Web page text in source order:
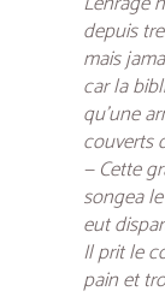
depuis
mais
car la
qu’une
couverts
— Cette
songea
eut
Il prit le
pain et